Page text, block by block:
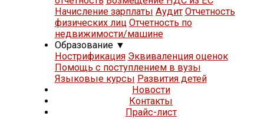
Начисление зарплаты Аудит Отчетность
физических лиц Отчетность по
недвижимости/машине
Образование ▼
Нострификация Эквиваленция оценок
Помощь с поступлением в вузы
Языковые курсы Развития детей
Новости
Контакты
Прайс-лист